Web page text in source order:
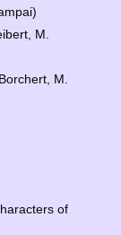
M.
M.
of